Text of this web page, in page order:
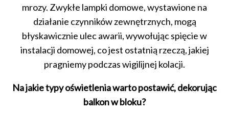
mrozy. Zwykłe lampki domowe, wystawione na
działanie czynników zewnętrznych, mogą
błyskawicznie ulec awarii, wywołując spięcie w
instalacji domowej, co jest ostatnią rzeczą, jakiej
pragniemy podczas wigilijnej kolacji.
Na jakie typy oświetlenia warto postawić, dekorując
balkon w bloku?